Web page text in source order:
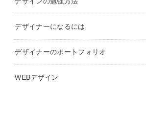
デザイナーになるには
デザイナーのポートフォリオ
WEBデザイン